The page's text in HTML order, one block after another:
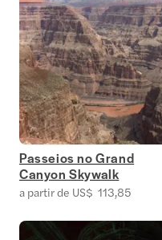
Passeios no Grand
Canyon Skywalk
a partir de US$ 113,85